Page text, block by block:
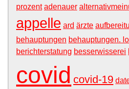
prozent adenauer
appelle ard ärzte
behauptungen behauptungen.
berichterstatung besserwisserei
covid covid-19